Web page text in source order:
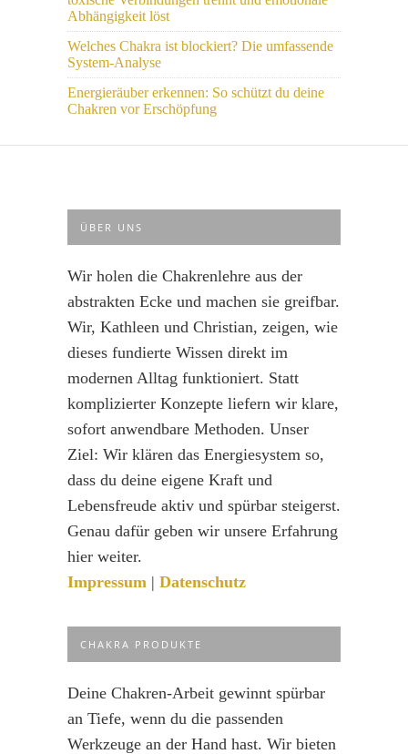
Abhängigkeit löst
Welches Chakra ist blockiert? Die umfassende
System-Analyse
Energieräuber erkennen: So schützt du deine
Chakren vor Erschöpfung
ÜBER UNS
Wir holen die Chakrenlehre aus der
abstrakten Ecke und machen sie greifbar.
Wir, Kathleen und Christian, zeigen, wie
dieses fundierte Wissen direkt im
modernen Alltag funktioniert. Statt
komplizierter Konzepte liefern wir klare,
sofort anwendbare Methoden. Unser
Ziel: Wir klären das Energiesystem so,
dass du deine eigene Kraft und
Lebensfreude aktiv und spürbar steigerst.
Genau dafür geben wir unsere Erfahrung
hier weiter.
Impressum | Datenschutz
CHAKRA PRODUKTE
Deine Chakren-Arbeit gewinnt spürbar
an Tiefe, wenn du die passenden
Werkzeuge an der Hand hast. Wir bieten